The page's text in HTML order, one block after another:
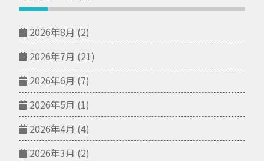
2026年8月 (2)
2026年7月 (21)
2026年6月 (7)
2026年5月 (1)
2026年4月 (4)
2026年3月 (2)